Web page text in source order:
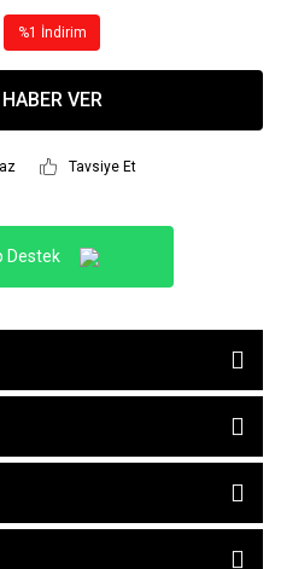
%1 İndirim
VER
Tavsiye Et
Destek